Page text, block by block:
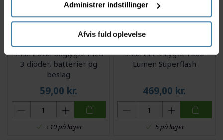
Administrer indstillinger
Afvis fuld oplevelse
Smart oval baglygte med
3 dioder, batterier og
beslag
59,00 kr.
+10 på lager
Smart LED Lygte 1500
Lumen Superflash
469,00 kr.
5 på lager